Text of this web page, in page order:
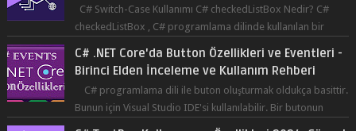
bileşendir. checkedListBox, ku...
C# .NET Core'da Button Özellikleri ve Eventleri -
Birinci Elden İnceleme ve Kullanım Rehberi
C# programlama dili ile buton oluşturmak oldukça basittir.
Bunun için Visual Studio IDE'si kullanılabilir. Bir butonun
tıklanma olay...
C# TextBox Kullanımı ve Özellikleri 2024: Güncel
Örnekler ve Adım Adım Rehber